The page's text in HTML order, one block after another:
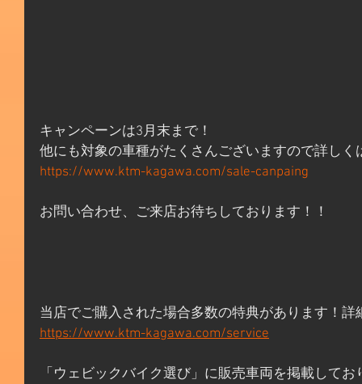
キャンペーンは3月末まで！
他にも対象の車種がたくさんございますので詳しく
https://www.ktm-kagawa.com/sale-canpaing
お問い合わせ、ご来店お待ちしております！！
当店でご購入された場合多数の特典があります！詳
https://www.ktm-kagawa.com/service
「ウェビックバイク選び」に販売車両を掲載してお